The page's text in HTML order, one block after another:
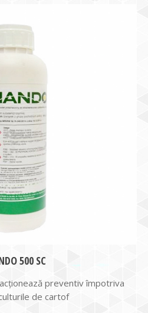
500 SC
preventiv împotriva
de cartof